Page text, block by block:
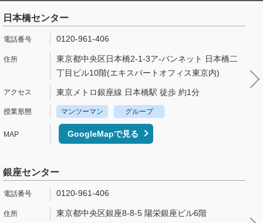
日本橋センター
0120-961-406
東京都中央区日本橋2-1-3ア-バンネット 日本橋二
丁目ビル10階(エキスパートオフィス東京内)
東京メトロ銀座線 日本橋駅 徒歩 約1分
マンツーマン グループ
GoogleMapで見る
銀座センター
0120-961-406
東京都中央区銀座8-8-5 陽栄銀座ビル6階